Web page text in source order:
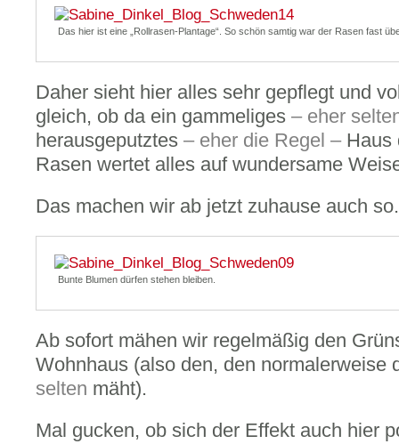
Das hier ist eine „Rollrasen-Plantage“. So schön samtig war der Rasen fast
Daher sieht hier alles sehr gepflegt und
gleich, ob da ein gammeliges – eher
herausgeputztes – eher die Regel –Haus
Rasen wertet alles auf wundersame
Das machen wir ab jetzt zuhause auch so.
Bunte Blumen dürfen stehen bleiben.
Ab sofort mähen wir regelmäßig den
Wohnhaus (also den, den normalerweise
selten mäht).
Mal gucken, ob sich der Effekt auch hier